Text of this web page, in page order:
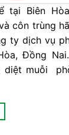
tại Biên
côn trùng
ty dịch vụ
Đồng
diệt muỗi